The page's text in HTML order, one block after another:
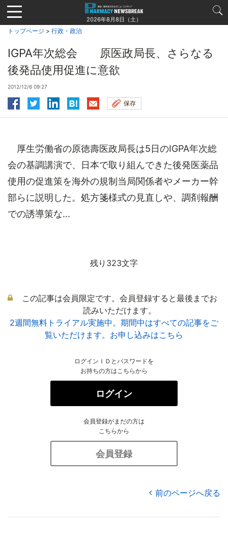
Jump
to
navigation
2026年8月8日（土）
トップページ > 行政・政治
IGPA年次総会 原医政局長、さらなる
後発品使用促進に意欲
2012/12/6 09:27
保存
厚生労働省の原徳壽医政局長は5日のIGPA年次総
会の基調講演で、日本で取り組んできた後発医薬品
使用の促進策を海外の規制当局関係者やメーカー幹
部らに説明した。処方箋様式の見直しや、調剤報酬
での誘導策な...
残り323文字
この記事は会員限定です。会員登録すると最後までお
読みいただけます。
2週間無料トライアル実施中。期間中はすべての記事をご
覧いただけます。お申し込みはこちら
ログインＩＤとパスワードを
お持ちの方はこちらから
ログイン
会員登録がまだの方は
こちらから
会員登録
前のページへ戻る